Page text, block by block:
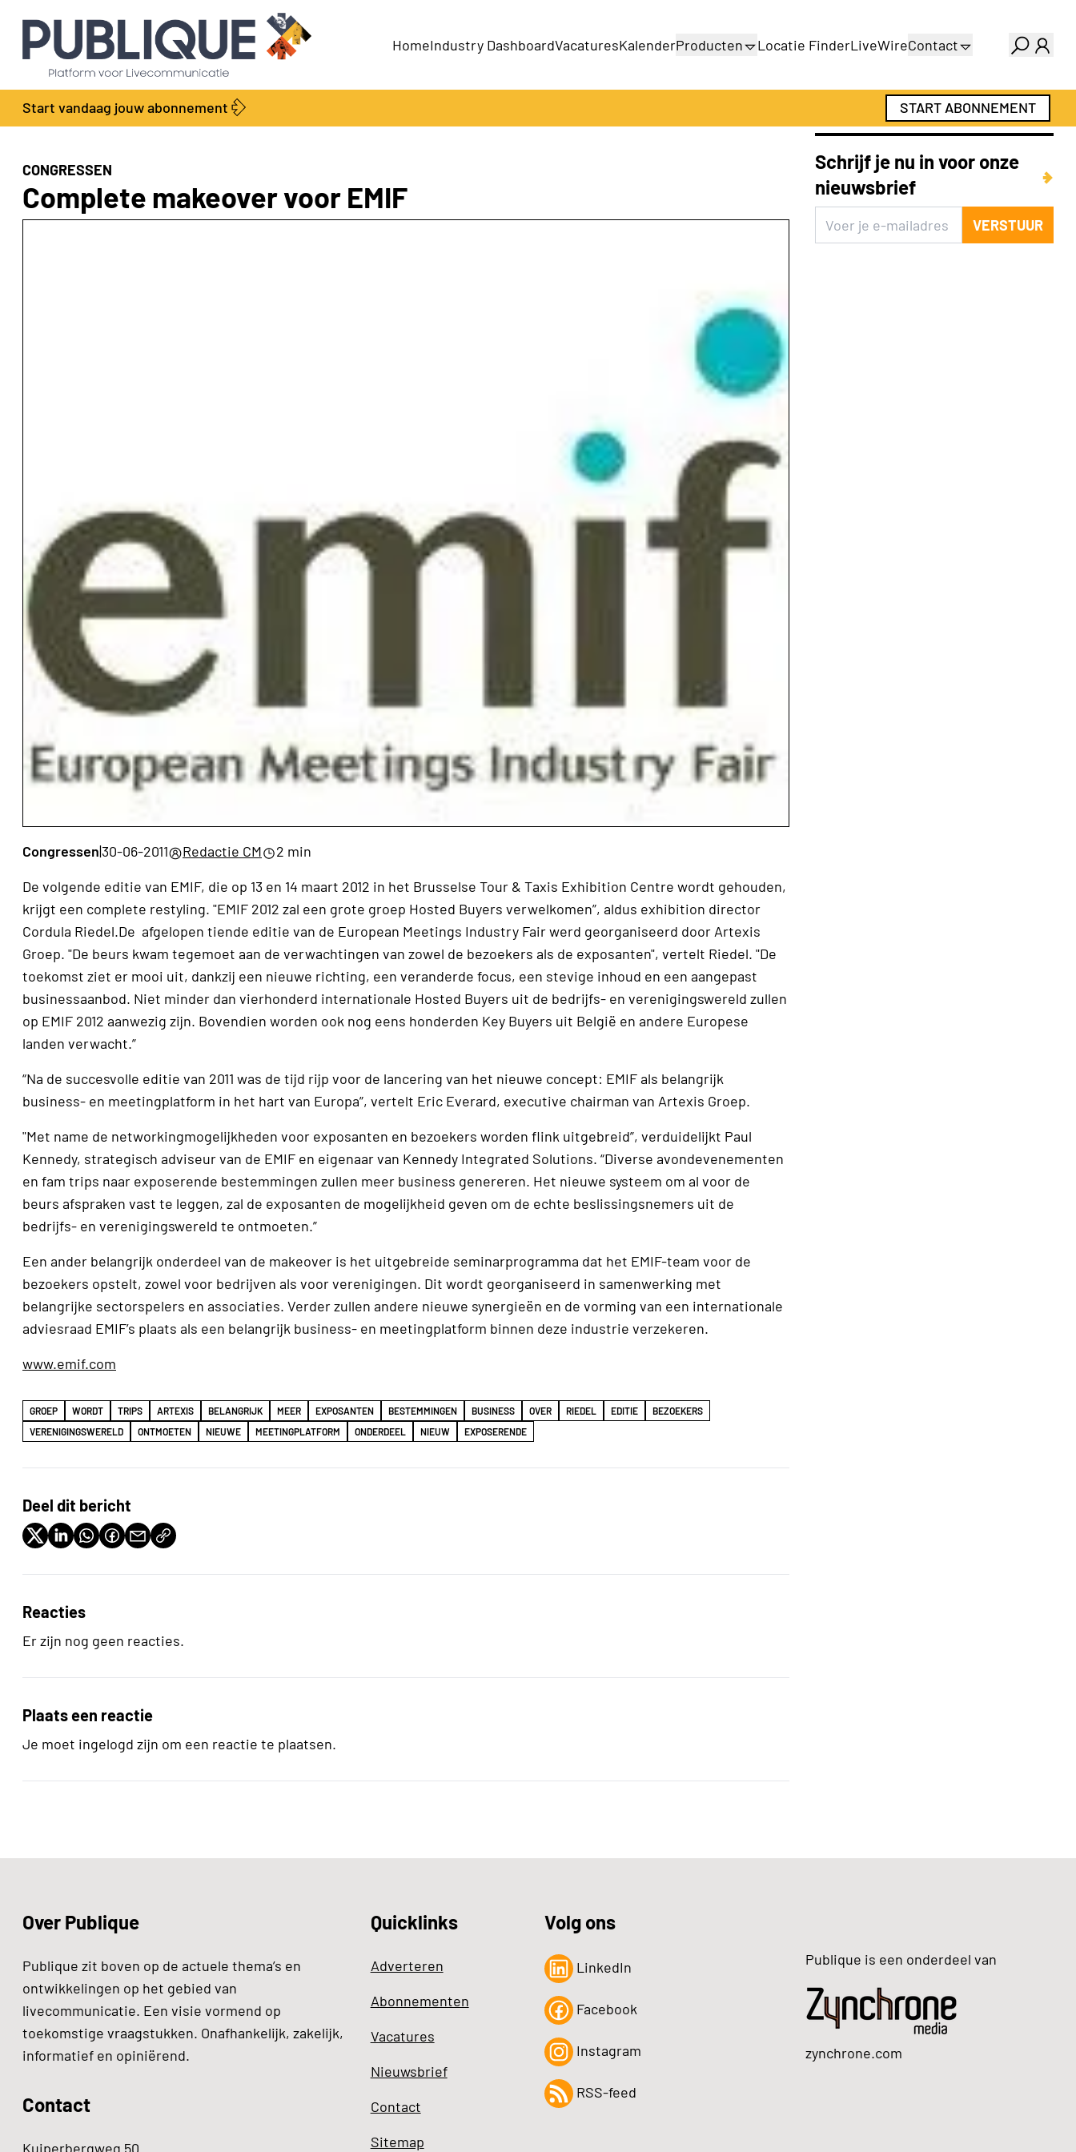
HomeIndustry DashboardVacaturesKalenderProducten
Productengids
Locatie FinderLiveWireContact
Adverteren
Abonnementen
Start vandaag jouw abonnement START ABONNEMENT
CONGRESSEN
Complete makeover voor EMIF
Congressen|30-06-2011 Redactie CM
2 min
De volgende editie van EMIF, die op 13 en 14 maart 2012 in het Brusselse Tour & Taxis Exhibition Centre wordt gehouden,
krijgt een complete restyling. "EMIF 2012 zal een grote groep Hosted Buyers verwelkomen”, aldus exhibition director
Cordula Riedel.De afgelopen tiende editie van de European Meetings Industry Fair werd georganiseerd door Artexis
Groep. "De beurs kwam tegemoet aan de verwachtingen van zowel de bezoekers als de exposanten", vertelt Riedel. "De
toekomst ziet er mooi uit, dankzij een nieuwe richting, een veranderde focus, een stevige inhoud en een aangepast
businessaanbod. Niet minder dan vierhonderd internationale Hosted Buyers uit de bedrijfs- en verenigingswereld zullen
op EMIF 2012 aanwezig zijn. Bovendien worden ook nog eens honderden Key Buyers uit België en andere Europese
landen verwacht.”
“Na de succesvolle editie van 2011 was de tijd rijp voor de lancering van het nieuwe concept: EMIF als belangrijk
business- en meetingplatform in het hart van Europa”, vertelt Eric Everard, executive chairman van Artexis Groep.
"Met name de networkingmogelijkheden voor exposanten en bezoekers worden flink uitgebreid”, verduidelijkt Paul
Kennedy, strategisch adviseur van de EMIF en eigenaar van Kennedy Integrated Solutions. “Diverse avondevenementen
en fam trips naar exposerende bestemmingen zullen meer business genereren. Het nieuwe systeem om al voor de
beurs afspraken vast te leggen, zal de exposanten de mogelijkheid geven om de echte beslissingsnemers uit de
bedrijfs- en verenigingswereld te ontmoeten.”
Een ander belangrijk onderdeel van de makeover is het uitgebreide seminarprogramma dat het EMIF-team voor de
bezoekers opstelt, zowel voor bedrijven als voor verenigingen. Dit wordt georganiseerd in samenwerking met
belangrijke sectorspelers en associaties. Verder zullen andere nieuwe synergieën en de vorming van een internationale
adviesraad EMIF’s plaats als een belangrijk business- en meetingplatform binnen deze industrie verzekeren.
www.emif.com
GROEP WORDT TRIPS ARTEXIS BELANGRIJK MEER EXPOSANTEN BESTEMMINGEN BUSINESS OVER RIEDEL EDITIE
BEZOEKERS
VERENIGINGSWERELD
ONTMOETEN NIEUWE MEETINGPLATFORM ONDERDEEL NIEUW EXPOSERENDE
Deel dit bericht
Reacties
Er zijn nog geen reacties.
Plaats een reactie
Je moet ingelogd zijn om een reactie te plaatsen.
Schrijf je nu in voor onze
nieuwsbrief
VERSTUUR
Over Publique
Publique zit boven op de actuele thema’s en
ontwikkelingen op het gebied van
livecommunicatie. Een visie vormend op
toekomstige vraagstukken. Onafhankelijk, zakelijk,
informatief en opiniërend.
Contact
Kuiperbergweg 50
Quicklinks
Adverteren
Abonnementen
Vacatures
Nieuwsbrief
Contact
Sitemap
Volg ons
LinkedIn
Facebook
Instagram
RSS-feed
Publique is een onderdeel van
zynchrone.com